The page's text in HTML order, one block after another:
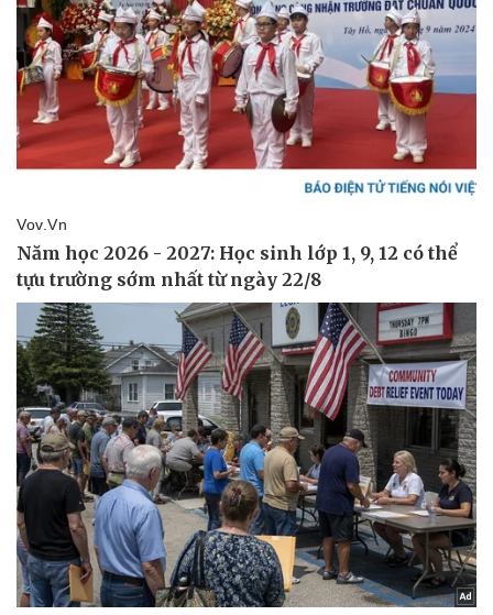
Kinh tế
Bất động sản
Khởi nghiệp
Thị trường
Giá vàng
Tiêu dùng
Tỷ giá
Chứng khoán
Giá cà phê